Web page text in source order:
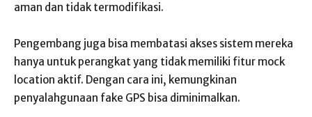
aman dan tidak termodifikasi.
Pengembang juga bisa membatasi akses sistem mereka
hanya untuk perangkat yang tidak memiliki fitur mock
location aktif. Dengan cara ini, kemungkinan
penyalahgunaan fake GPS bisa diminimalkan.